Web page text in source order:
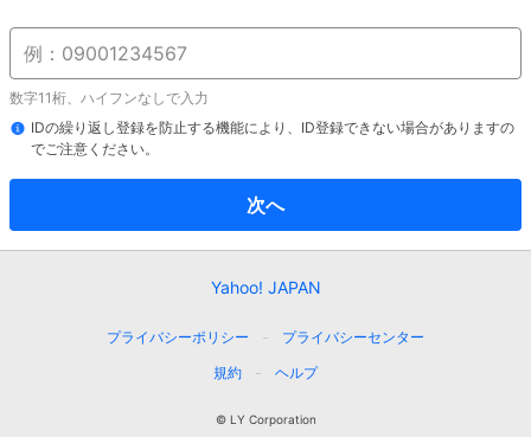
数字11桁、ハイフンなしで入力
IDの繰り返し登録を防止する機能により、ID登録できない場合がありますの
でご注意ください。
次へ
Yahoo! JAPAN
プライバシーポリシー
プライバシーセンター
規約
ヘルプ
© LY Corporation